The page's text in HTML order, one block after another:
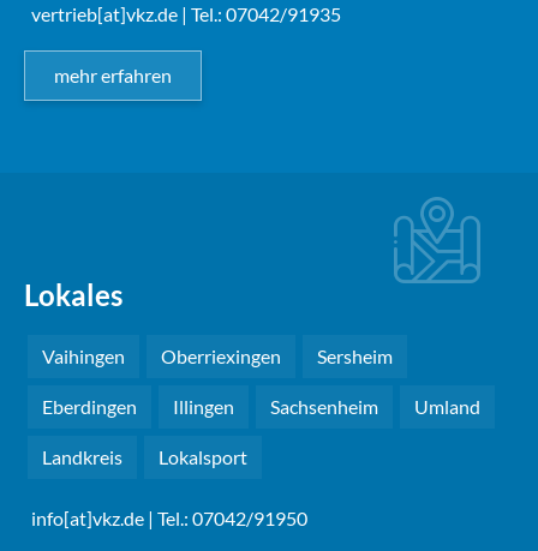
vertrieb[at]vkz.de | Tel.: 07042/91935
mehr erfahren
Lokales
Vaihingen Oberriexingen Sersheim
Eberdingen Illingen Sachsenheim Umland
Landkreis Lokalsport
info[at]vkz.de | Tel.: 07042/91950